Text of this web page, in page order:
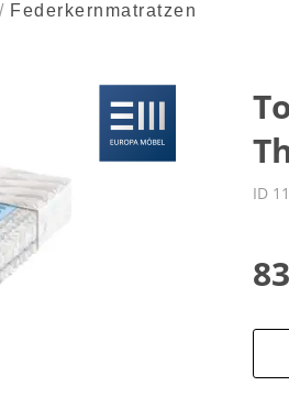
Federkernmatratzen
ID